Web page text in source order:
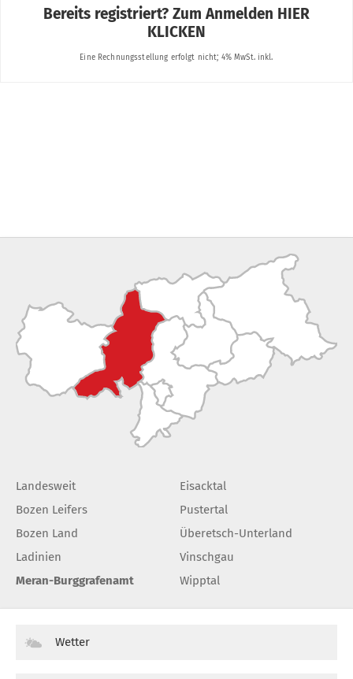
Landesweit
Bozen Leifers
Bozen Land
Ladinien
Meran-Burggrafenamt
Eisacktal
Pustertal
Überetsch-Unterland
Vinschgau
Wipptal
Wetter